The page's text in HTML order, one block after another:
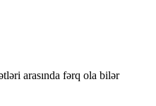
arasında fərq ola bilər